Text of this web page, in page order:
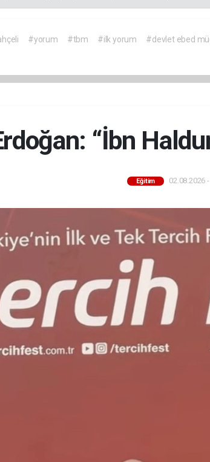
#yorum #tbm #ilk yorum #devlet ebed
“İbn
Eğitim 02.08.2026